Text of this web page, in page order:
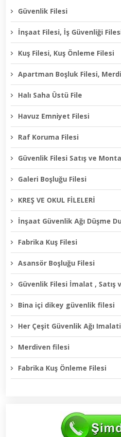
Güvenlik Filesi
İnşaat Filesi, İş Güvenliği
Kuş Filesi, Kuş Önleme Filesi
Apartman Boşluk Filesi,
Halı Saha Üstü File
Havuz Emniyet Filesi
Raf Koruma Filesi
Güvenlik Filesi Satış ve
Galeri Boşluğu Filesi
KREŞ VE OKUL FİLELERİ
İnşaat Güvenlik Ağı Düşme
Fabrika Kuş Filesi
Asansör Boşluğu Filesi
Güvenlik Filesi İmalat , Satış
Bina içi dikey güvenlik filesi
Her Çeşit Güvenlik Ağı
Merdiven filesi
Fabrika Kuş Önleme Filesi